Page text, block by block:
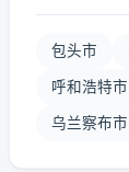
包头市
呼和浩特市
乌兰察布市